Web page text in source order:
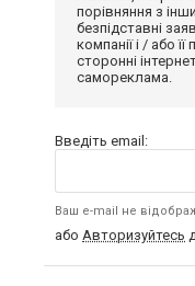
порівняння з
безпідставні
компанії і / або
сторонні
самореклама.
Введіть email:
Ваш e-mail не
або Авторизуйтесь